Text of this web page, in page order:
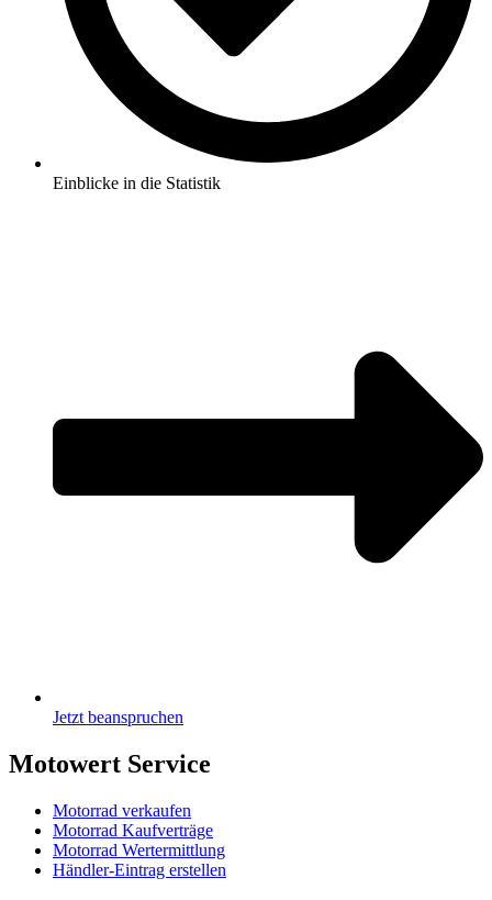
Einblicke in die Statistik
Jetzt beanspruchen
Motowert Service
Motorrad verkaufen
Motorrad Kaufverträge
Motorrad Wertermittlung
Händler-Eintrag erstellen